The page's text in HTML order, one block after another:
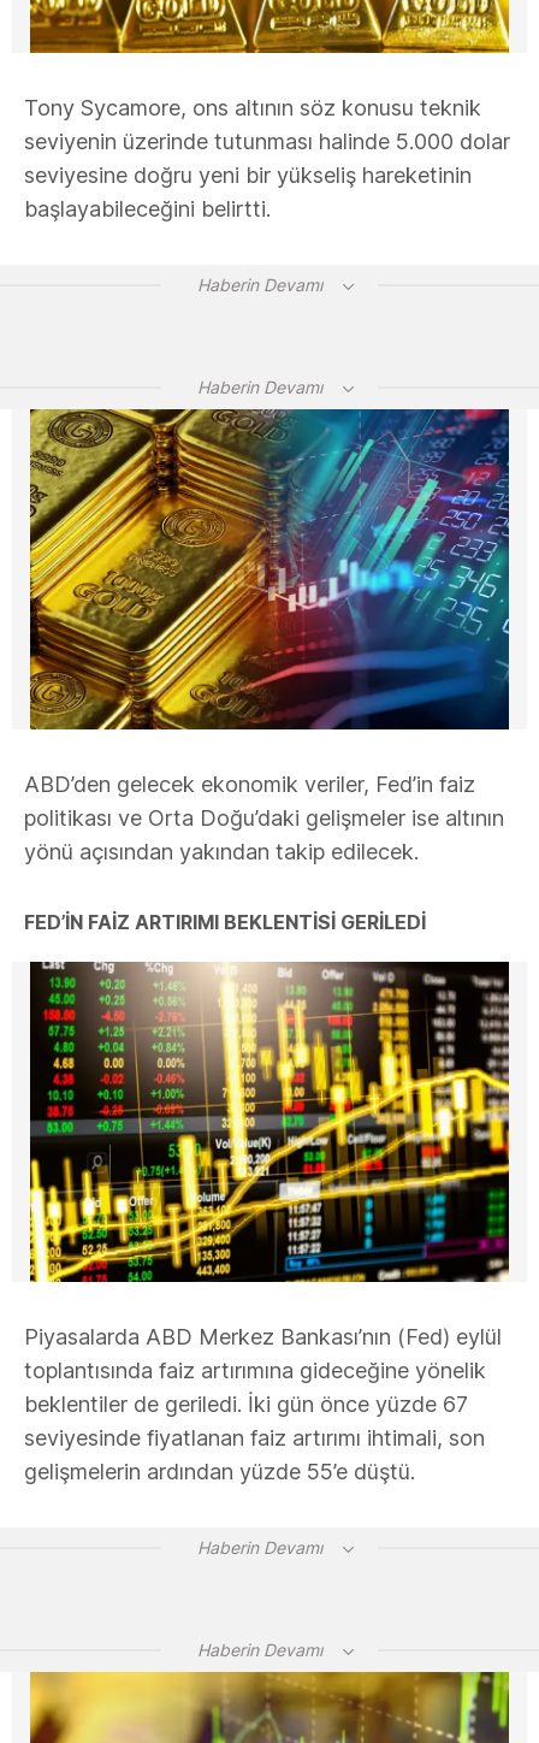
Tony Sycamore, ons altının söz konusu teknik
seviyenin üzerinde tutunması halinde 5.000 dolar
seviyesine doğru yeni bir yükseliş hareketinin
başlayabileceğini belirtti.
Haberin Devamı
Haberin Devamı
ABD’den gelecek ekonomik veriler, Fed’in faiz
politikası ve Orta Doğu’daki gelişmeler ise altının
yönü açısından yakından takip edilecek.
FED’İN FAİZ ARTIRIMI BEKLENTİSİ GERİLEDİ
Piyasalarda ABD Merkez Bankası’nın (Fed) eylül
toplantısında faiz artırımına gideceğine yönelik
beklentiler de geriledi. İki gün önce yüzde 67
seviyesinde fiyatlanan faiz artırımı ihtimali, son
gelişmelerin ardından yüzde 55’e düştü.
Haberin Devamı
Haberin Devamı